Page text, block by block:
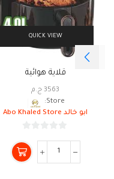
QUICK VIEW
قلاية هوائية
3563 ج.م
Store:
ابو خالد Abo Khaled Store
من
5